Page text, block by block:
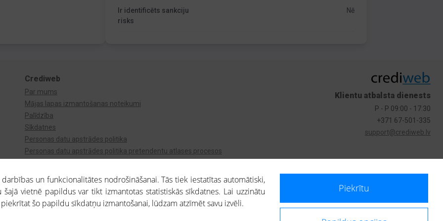
Ir identificēts sankciju
risks
Nē
Crediweb
Par mums
Mājas lapas izmantošanas noteikumi
Palīdzība
Sīkdatnes
Personas datu apstrādes politika
Personas datu apstrādes politika pretendentu atlases procesos
Klientu atbalsta dienests
P - P 09:00 - 17:30
+371 67-501-335
support@crediweb.lv
un funkcionalitātes nodrošināšanai. Tās tiek iestatītas automātiski,
vietnē papildus var tikt izmantotas statistiskās sīkdatnes. Lai uzzinātu
piekrītat šo papildu sīkdatņu izmantošanai, lūdzam atzīmēt savu izvēli.
Piekrītu